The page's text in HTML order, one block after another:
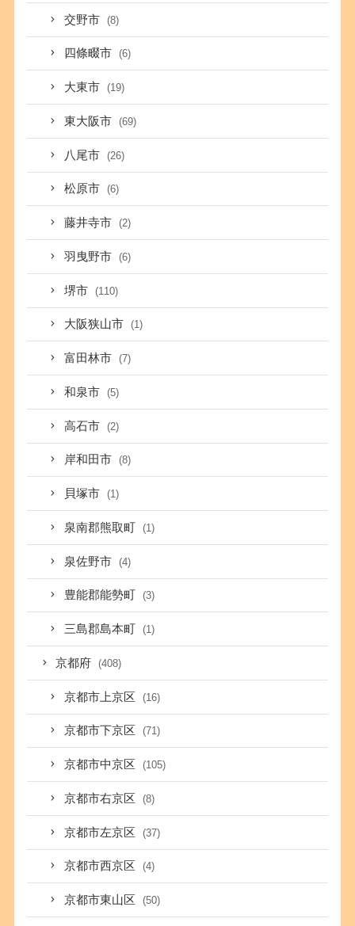
交野市 (8)
四條畷市 (6)
大東市 (19)
東大阪市 (69)
八尾市 (26)
松原市 (6)
藤井寺市 (2)
羽曳野市 (6)
堺市 (110)
大阪狭山市 (1)
富田林市 (7)
和泉市 (5)
高石市 (2)
岸和田市 (8)
貝塚市 (1)
泉南郡熊取町 (1)
泉佐野市 (4)
豊能郡能勢町 (3)
三島郡島本町 (1)
京都府 (408)
京都市上京区 (16)
京都市下京区 (71)
京都市中京区 (105)
京都市右京区 (8)
京都市左京区 (37)
京都市西京区 (4)
京都市東山区 (50)